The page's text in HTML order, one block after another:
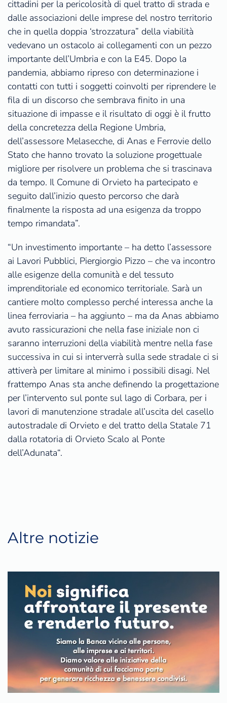
cittadini per la pericolosità di quel tratto di strada e
dalle associazioni delle imprese del nostro territorio
che in quella doppia ‘strozzatura” della viabilità
vedevano un ostacolo ai collegamenti con un pezzo
importante dell’Umbria e con la E45. Dopo la
pandemia, abbiamo ripreso con determinazione i
contatti con tutti i soggetti coinvolti per riprendere le
fila di un discorso che sembrava finito in una
situazione di impasse e il risultato di oggi è il frutto
della concretezza della Regione Umbria,
dell’assessore Melasecche, di Anas e Ferrovie dello
Stato che hanno trovato la soluzione progettuale
migliore per risolvere un problema che si trascinava
da tempo. Il Comune di Orvieto ha partecipato e
seguito dall’inizio questo percorso che darà
finalmente la risposta ad una esigenza da troppo
tempo rimandata”.
“Un investimento importante – ha detto l’assessore
ai Lavori Pubblici, Piergiorgio Pizzo – che va incontro
alle esigenze della comunità e del tessuto
imprenditoriale ed economico territoriale. Sarà un
cantiere molto complesso perché interessa anche la
linea ferroviaria – ha aggiunto – ma da Anas abbiamo
avuto rassicurazioni che nella fase iniziale non ci
saranno interruzioni della viabilità mentre nella fase
successiva in cui si interverrà sulla sede stradale ci si
attiverà per limitare al minimo i possibili disagi. Nel
frattempo Anas sta anche definendo la progettazione
per l’intervento sul ponte sul lago di Corbara, per i
lavori di manutenzione stradale all’uscita del casello
autostradale di Orvieto e del tratto della Statale 71
dalla rotatoria di Orvieto Scalo al Ponte
dell’Adunata“.
Altre notizie